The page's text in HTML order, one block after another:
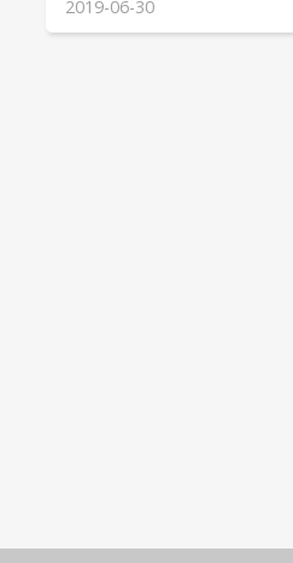
2019-06-30